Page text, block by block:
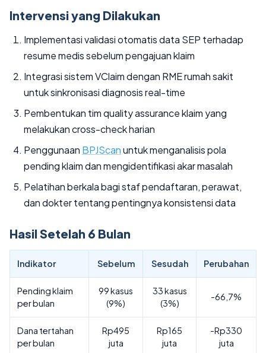
Intervensi yang Dilakukan
Implementasi validasi otomatis data SEP terhadap
resume medis sebelum pengajuan klaim
Integrasi sistem VClaim dengan RME rumah sakit
untuk sinkronisasi diagnosis real-time
Pembentukan tim quality assurance klaim yang
melakukan cross-check harian
Penggunaan BPJScanuntuk menganalisis pola
pending klaim dan mengidentifikasi akar masalah
Pelatihan berkala bagi staf pendaftaran, perawat,
dan dokter tentang pentingnya konsistensi data
Hasil Setelah 6 Bulan
Indikator Sebelum Sesudah Perubahan
Pending klaim
per bulan
99 kasus
(9%)
33 kasus
(3%)
-66,7%
Dana tertahan
per bulan
Rp495
juta
Rp165
juta
-Rp330
juta